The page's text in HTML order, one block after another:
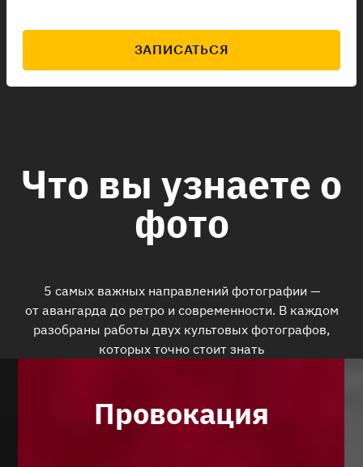
ЗАПИСАТЬСЯ
Что вы узнаете о
фото
5 самых важных направлений фотографии —
от авангарда до ретро и современности. В каждом
разобраны работы двух культовых фотографов,
которых точно стоит знать
Провокация